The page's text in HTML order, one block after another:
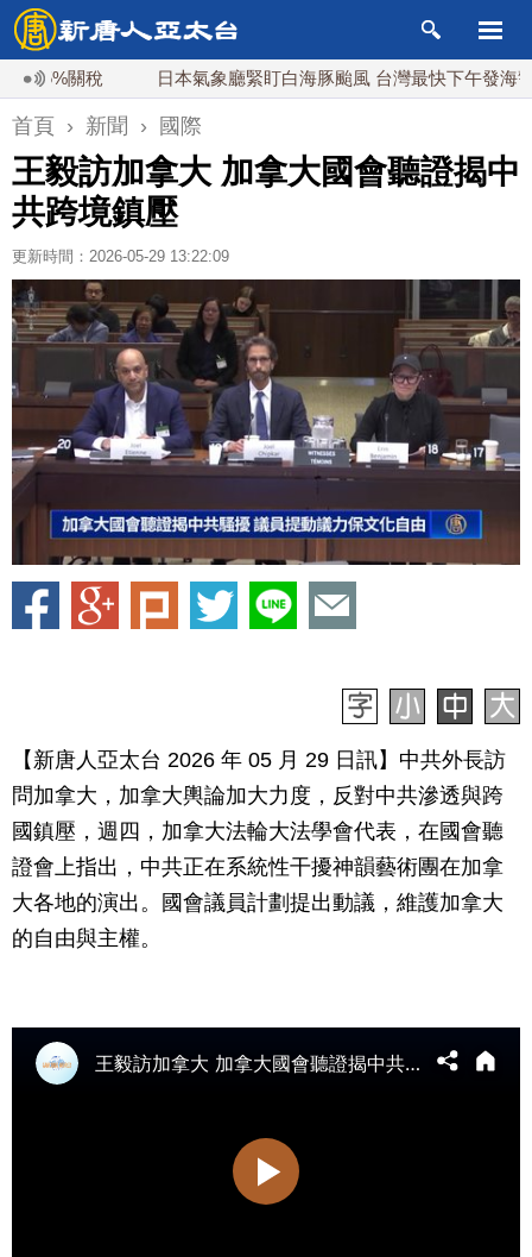
關稅 日本氣象廳緊盯白海豚颱風 台灣最快下午發海警
首頁 › 新聞 › 國際
王毅訪加拿大 加拿大國會聽證揭中
共跨境鎮壓
更新時間：2026-05-29 13:22:09
【新唐人亞太台 2026 年 05 月 29 日訊】中共外長訪
問加拿大，加拿大輿論加大力度，反對中共滲透與跨
國鎮壓，週四，加拿大法輪大法學會代表，在國會聽
證會上指出，中共正在系統性干擾神韻藝術團在加拿
大各地的演出。國會議員計劃提出動議，維護加拿大
的自由與主權。